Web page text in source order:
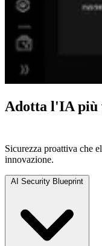
Adotta l'IA più
Sicurezza proattiva che
innovazione.
AI Security Blueprint